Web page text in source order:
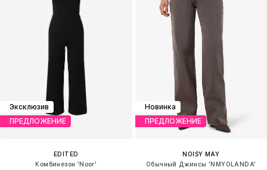
Эксклюзив
ПРЕДЛОЖЕНИЕ
EDITED
Комбинезон 'Noor'
Новинка
ПРЕДЛОЖЕНИЕ
NOISY MAY
Обычный Джинсы 'NMYOLANDA'